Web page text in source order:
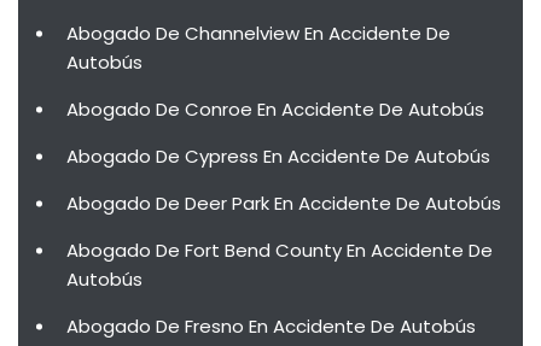
Abogado De Channelview En Accidente De
Autobús
Abogado De Conroe En Accidente De Autobús
Abogado De Cypress En Accidente De Autobús
Abogado De Deer Park En Accidente De Autobús
Abogado De Fort Bend County En Accidente De
Autobús
Abogado De Fresno En Accidente De Autobús